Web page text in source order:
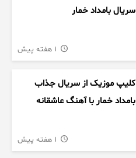
سریال بامداد خمار
کلیپ موزیک از سریال جذاب
بامداد خمار با آهنگ عاشقانه